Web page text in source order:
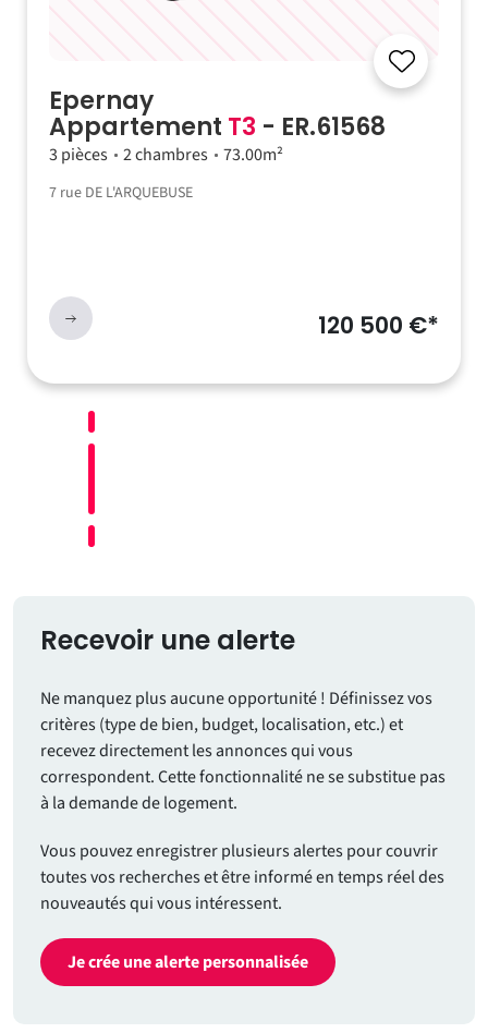
Epernay
Appartement T3 - ER.61568
3 pièces 2 chambres 73.00m²
7 rue DE L'ARQUEBUSE
120 500 €*
Recevoir une alerte
Ne manquez plus aucune opportunité ! Définissez vos
critères (type de bien, budget, localisation, etc.) et
recevez directement les annonces qui vous
correspondent. Cette fonctionnalité ne se substitue pas
à la demande de logement.
Vous pouvez enregistrer plusieurs alertes pour couvrir
toutes vos recherches et être informé en temps réel des
nouveautés qui vous intéressent.
Je crée une alerte personnalisée